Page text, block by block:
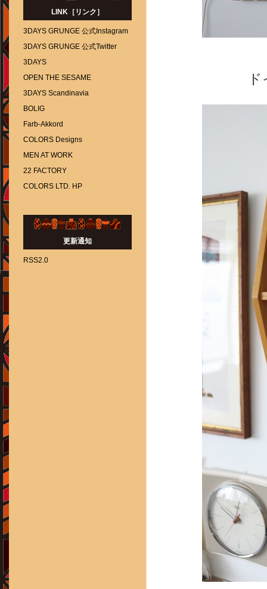
LINK［リンク］
3DAYS GRUNGE 公式Instagram
3DAYS GRUNGE 公式Twitter
3DAYS
OPEN THE SESAME
3DAYS Scandinavia
BOLIG
Farb-Akkord
COLORS Designs
MEN AT WORK
22 FACTORY
COLORS LTD. HP
更新通知
RSS2.0